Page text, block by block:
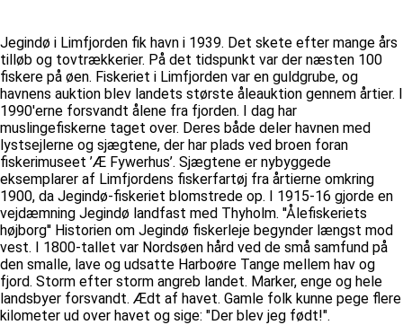
Jegindø i Limfjorden fik havn i 1939. Det skete efter mange års
tilløb og tovtrækkerier. På det tidspunkt var der næsten 100
fiskere på øen. Fiskeriet i Limfjorden var en guldgrube, og
havnens auktion blev landets største åleauktion gennem årtier. I
1990'erne forsvandt ålene fra fjorden. I dag har
muslingefiskerne taget over. Deres både deler havnen med
lystsejlerne og sjægtene, der har plads ved broen foran
fiskerimuseet ’Æ Fywerhus’. Sjægtene er nybyggede
eksemplarer af Limfjordens fiskerfartøj fra årtierne omkring
1900, da Jegindø-fiskeriet blomstrede op. I 1915-16 gjorde en
vejdæmning Jegindø landfast med Thyholm. ''Ålefiskeriets
højborg'' Historien om Jegindø fiskerleje begynder længst mod
vest. I 1800-tallet var Nordsøen hård ved de små samfund på
den smalle, lave og udsatte Harboøre Tange mellem hav og
fjord. Storm efter storm angreb landet. Marker, enge og hele
landsbyer forsvandt. Ædt af havet. Gamle folk kunne pege flere
kilometer ud over havet og sige: "Der blev jeg født!".